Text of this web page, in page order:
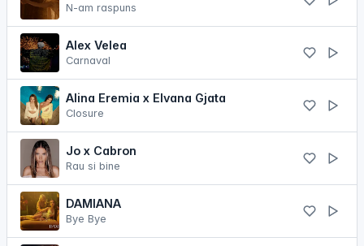
N-am raspuns
Alex Velea
Carnaval
Alina Eremia x Elvana Gjata
Closure
Jo x Cabron
Rau si bine
DAMIANA
Bye Bye